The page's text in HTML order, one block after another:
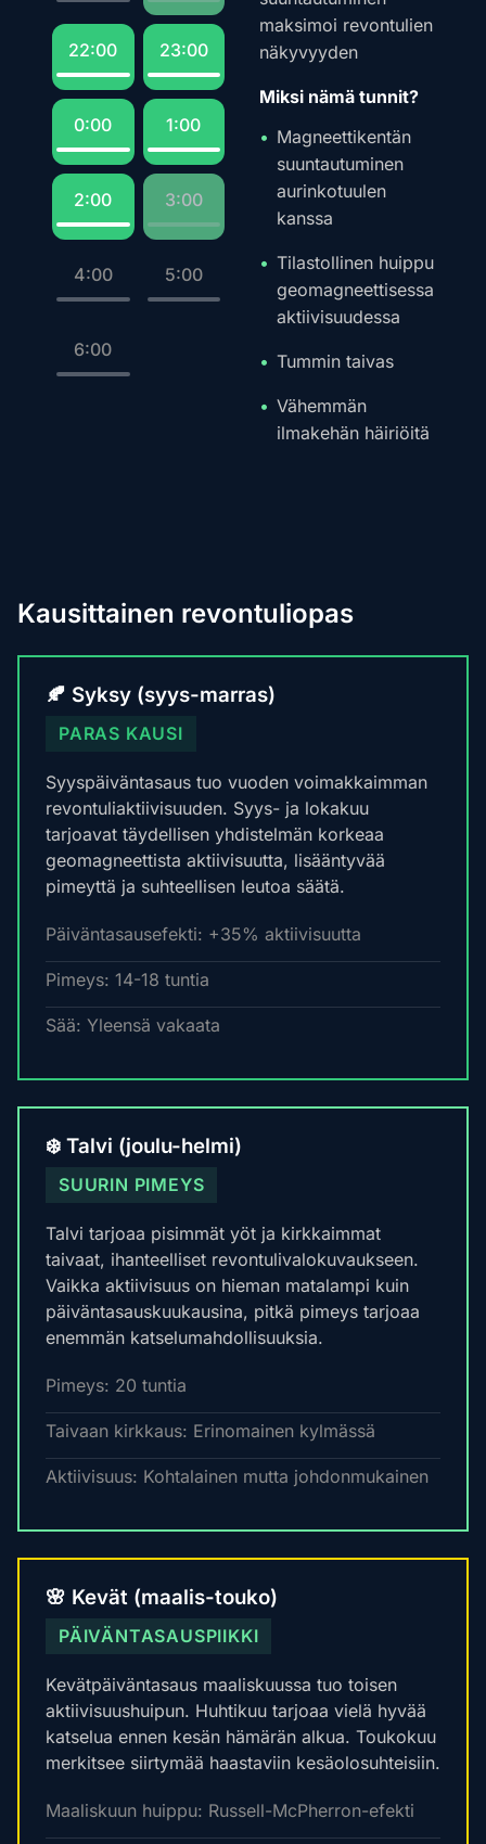
22:00 23:00
0:00 1:00
2:00 3:00
4:00 5:00
6:00
maksimoi revontulien
näkyvyyden
Miksi nämä tunnit?
Magneettikentän
suuntautuminen
aurinkotuulen
kanssa
Tilastollinen huippu
geomagneettisessa
aktiivisuudessa
Tummin taivas
Vähemmän
ilmakehän häiriöitä
Kausittainen revontuliopas
🍂 Syksy (syys-marras)
PARAS KAUSI
Syyspäiväntasaus tuo vuoden voimakkaimman
revontuliaktiivisuuden. Syys- ja lokakuu
tarjoavat täydellisen yhdistelmän korkeaa
geomagneettista aktiivisuutta, lisääntyvää
pimeyttä ja suhteellisen leutoa säätä.
Päiväntasausefekti: +35% aktiivisuutta
Pimeys: 14-18 tuntia
Sää: Yleensä vakaata
❄️ Talvi (joulu-helmi)
SUURIN PIMEYS
Talvi tarjoaa pisimmät yöt ja kirkkaimmat
taivaat, ihanteelliset revontulivalokuvaukseen.
Vaikka aktiivisuus on hieman matalampi kuin
päiväntasauskuukausina, pitkä pimeys tarjoaa
enemmän katselumahdollisuuksia.
Pimeys: 20 tuntia
Taivaan kirkkaus: Erinomainen kylmässä
Aktiivisuus: Kohtalainen mutta johdonmukainen
🌸 Kevät (maalis-touko)
PÄIVÄNTASAUSPIIKKI
Kevätpäiväntasaus maaliskuussa tuo toisen
aktiivisuushuipun. Huhtikuu tarjoaa vielä hyvää
katselua ennen kesän hämärän alkua. Toukokuu
merkitsee siirtymää haastaviin kesäolosuhteisiin.
Maaliskuun huippu: Russell-McPherron-efekti